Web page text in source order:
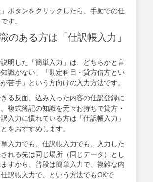
ボタンをクリックしたら、手動での仕
す。
のある方は「仕訳帳入力」
明した「簡単入力」は、どちらかと言
識がない」「勘定科目・貸方借方とい
苦手」という方向けの入力方法です。
る反面、込み入った内容の仕訳登録に
複式簿記の知識を元々お持ちで貸方・
入力に慣れている方は「仕訳帳入力」
をおすすめします。
入力でも、仕訳帳入力でも、入力した
れる先は同じ場所（同じデータ）とし
すから、普段は簡単入力で、複雑な内
訳帳入力で、という方法でもOKで